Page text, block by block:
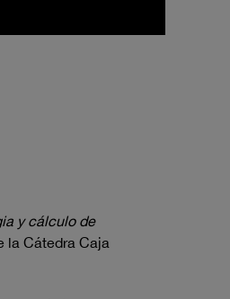
y cálculo de
la Cátedra Caja